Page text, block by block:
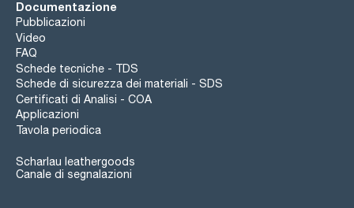
Documentazione
Pubblicazioni
Video
FAQ
Schede tecniche - TDS
Schede di sicurezza dei materiali - SDS
Certificati di Analisi - COA
Applicazioni
Tavola periodica
Scharlau leathergoods
Canale di segnalazioni